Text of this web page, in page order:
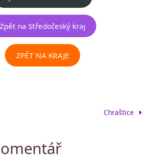
Zpět na Středočeský kraj
ZPĚT NA KRAJE
Chraštice